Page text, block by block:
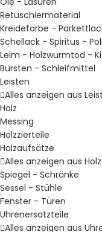
Retuschiermaterial
Kreidefarbe -
Schellack - Spiritus -
Leim - Holzwurmtod -
Bürsten - Schleifmittel
Leisten
Alles anzeigen aus
Holz
Messing
Holzzierteile
Holzaufsätze
Alles anzeigen aus
Spiegel - Schränke
Sessel - Stühle
Fenster - Türen
Uhrenersatzteile
Alles anzeigen aus